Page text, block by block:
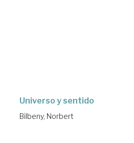
Universo y sentido
Bilbeny, Norbert